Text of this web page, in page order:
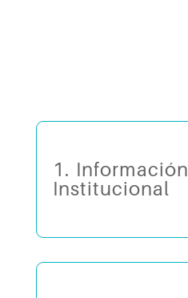
1.⁠ ⁠Información
Institucional